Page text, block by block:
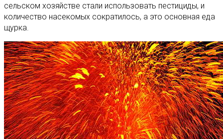
сельском хозяйстве стали использовать пестициды, и
количество насекомых сократилось, а это основная еда
щурка.